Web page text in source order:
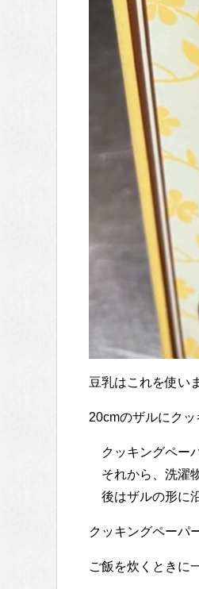
豆乳はこれを使い
20cmのザルにクッ
クッキングペー
それから、洗濯
後はザルの形に
クッキングペーパ
ご飯を炊くときに